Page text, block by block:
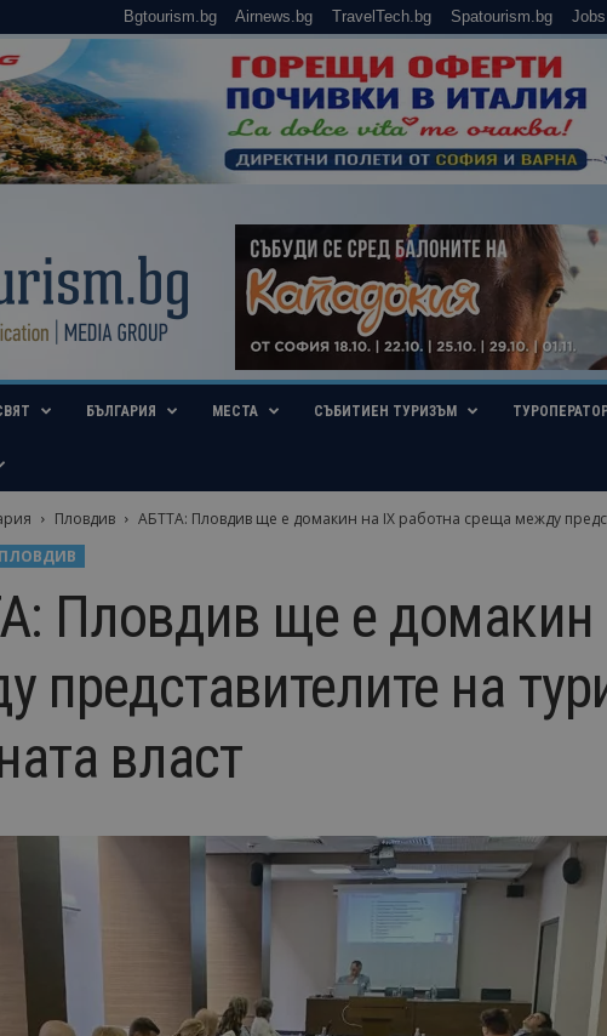
Bgtourism.bg Airnews.bg TravelTech.bg Spatourism.bg
БЪЛГАРИЯ МЕСТА СЪБИТИЕН ТУРИЗЪМ
Пловдив
АБТТА: Пловдив ще е домакин на IX работна среща между
ПЛОВДИВ
Пловдив ще е домакин
представителите на
власт